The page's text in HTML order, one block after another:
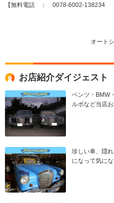
【無料電話 ： 0078-6002-138234
オート
お店紹介ダイジェスト
ベンツ・BMW
ルボなど当店
珍しい車、隠
になって気に